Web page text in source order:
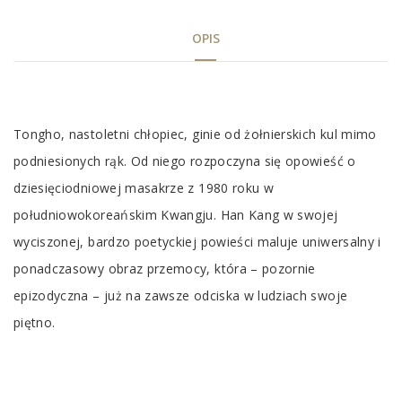
OPIS
Tab
Article
Tongho, nastoletni chłopiec, ginie od żołnierskich kul mimo
podniesionych rąk. Od niego rozpoczyna się opowieść o
dziesięciodniowej masakrze z 1980 roku w
południowokoreańskim Kwangju. Han Kang w swojej
wyciszonej, bardzo poetyckiej powieści maluje uniwersalny i
ponadczasowy obraz przemocy, która – pozornie
epizodyczna – już na zawsze odciska w ludziach swoje
piętno.